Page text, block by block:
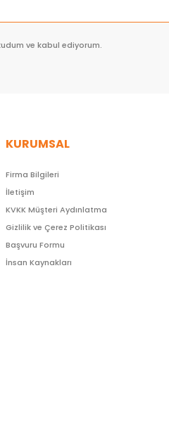
ve kabul ediyorum.
KURUMSAL
Firma Bilgileri
İletişim
KVKK Müşteri Aydınlatma
Gizlilik ve Çerez Politikası
Başvuru Formu
İnsan Kaynakları